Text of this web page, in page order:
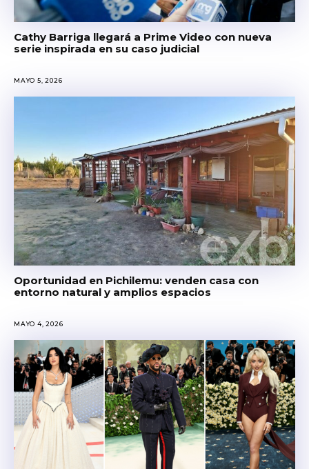
Cathy Barriga llegará a Prime Video con nueva
serie inspirada en su caso judicial
MAYO 5, 2026
Oportunidad en Pichilemu: venden casa con
entorno natural y amplios espacios
MAYO 4, 2026